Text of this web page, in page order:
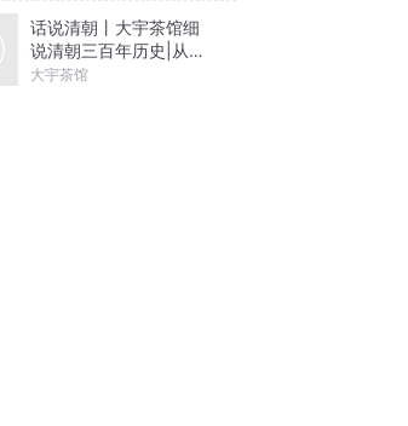
话说清朝丨大宇茶馆细
说清朝三百年历史|从努
尔哈赤到末代皇帝溥仪|
大宇茶馆